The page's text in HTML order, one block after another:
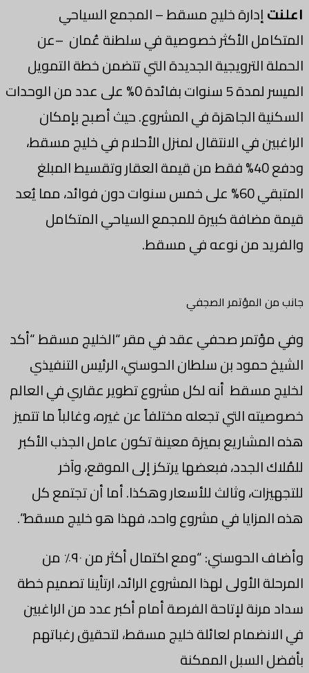
اعلنتإدارة خليج مسقط – المجمع السياحي
المتكامل الأكثر خصوصية في سلطنة عُمان –عن
الحملة الترويجية الجديدة التي تتضمن خطة التمويل
الميسر لمدة 5 سنوات بفائدة 0% على عدد من الوحدات
السكنية الجاهزة في المشروع. حيث أصبح بإمكان
الراغبين في الانتقال لمنزل الأحلام في خليج مسقط،
ودفع 40% فقط من قيمة العقار وتقسيط المبلغ
المتبقي 60% على خمس سنوات دون فوائد، مما يُعد
قيمة مضافة كبيرة للمجمع السياحي المتكامل
والفريد من نوعه في مسقط.
جانب من المؤتمر الصجفي
وفي مؤتمر صحفي عقد في مقر “الخليج مسقط “أكد
الشيخ حمود بن سلطان الحوسني، الرئيس التنفيذي
لخليج مسقط أنه لكل مشروع تطوير عقاري في العالم
خصوصيته التي تجعله مختلفاً عن غيره، وغالباً ما تتميز
هذه المشاريع بميزة معينة تكون عامل الجذب الأكبر
للمُلاك الجدد، فبعضها يرتكز إلى الموقع، وآخر
للتجهيزات، وثالث للأسعار وهكذا. أما أن تجتمع كل
هذه المزايا في مشروع واحد، فهذا هو خليج مسقط”.
وأضاف الحوسني: “ومع اكتمال أكثر من ٩٠٪ من
المرحلة الأولى لهذا المشروع الرائد، ارتأينا تصميم خطة
سداد مرنة لإتاحة الفرصة أمام أكبر عدد من الراغبين
في الانضمام لعائلة خليج مسقط، لتحقيق رغباتهم
بأفضل السبل الممكنة